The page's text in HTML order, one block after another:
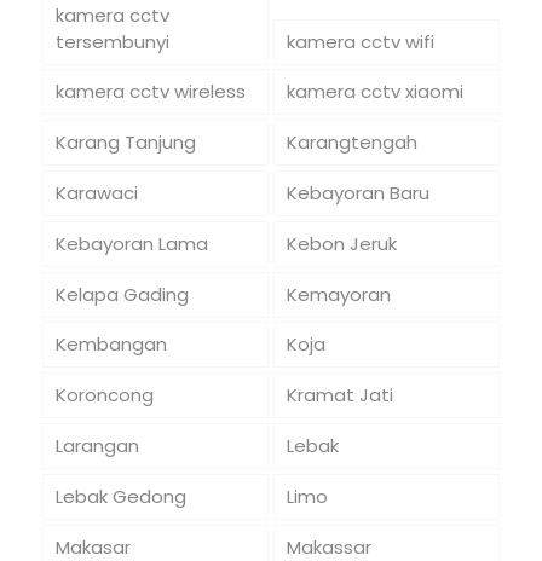
kamera cctv
tersembunyi
kamera cctv wifi
kamera cctv wireless
kamera cctv xiaomi
Karang Tanjung
Karangtengah
Karawaci
Kebayoran Baru
Kebayoran Lama
Kebon Jeruk
Kelapa Gading
Kemayoran
Kembangan
Koja
Koroncong
Kramat Jati
Larangan
Lebak
Lebak Gedong
Limo
Makasar
Makassar